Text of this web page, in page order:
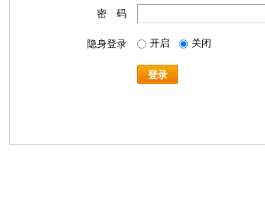
密 码
隐身登录 开启 关闭
登录